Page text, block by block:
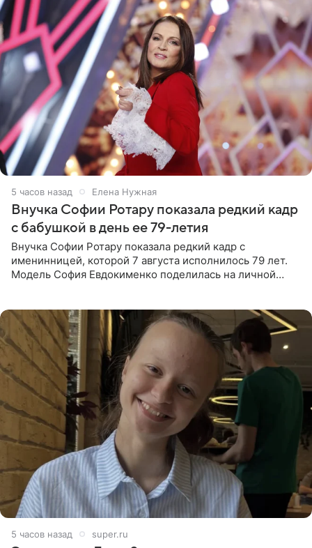
5 часов назад Елена Нужная
Внучка Софии Ротару показала редкий кадр
с бабушкой в день ее 79-летия
Внучка Софии Ротару показала редкий кадр с
именинницей, которой 7 августа исполнилось 79 лет.
Модель София Евдокименко поделилась на личной
5 часов назад super.ru